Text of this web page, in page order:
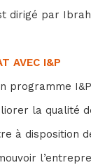
dirigé par
AVEC I&P
programme
la qualité
à disposition